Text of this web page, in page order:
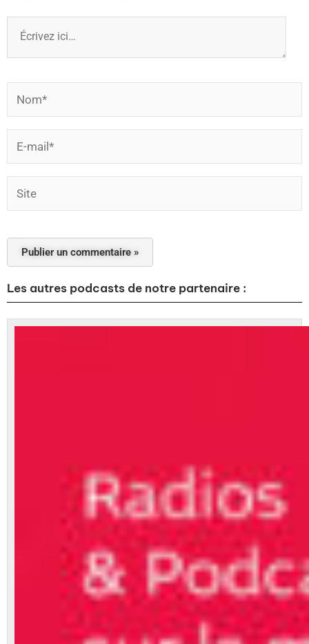
ici…
mail*
Les autres podcasts de notre partenaire :